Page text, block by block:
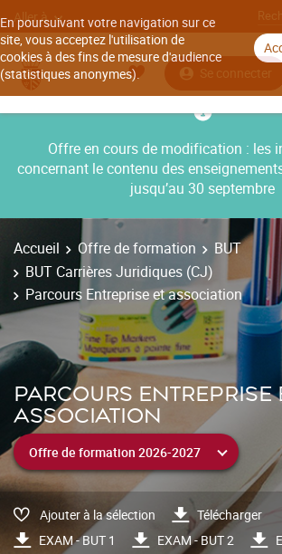
En poursuivant votre navigation sur ce
site, vous acceptez l'utilisation de
cookies à des fins de mesure d'audience
(statistiques anonymes).
Aller à
Se connecter
Offre en cours de modification : les
concernant le contenu des
jusqu’au 30 septembre
Accueil Offre de formation
BUT
BUT Carrières Juridiques (CJ)
Parcours Entreprise et association
PARCOURS ENTREPRISE
ASSOCIATION
Ajouter à la sélection
Télécharger
EXAM - BUT 1
EXAM - BUT 2